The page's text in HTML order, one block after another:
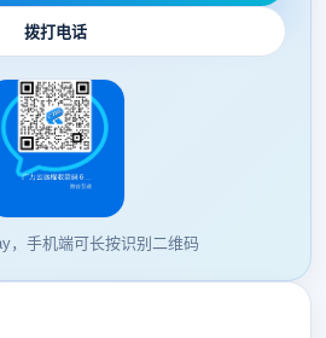
拨打电话
，手机端可长按识别二维码